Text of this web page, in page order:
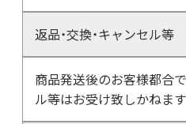
返品・交換・キャンセル等
商品発送後のお客様都合
ル等はお受け致しかねます